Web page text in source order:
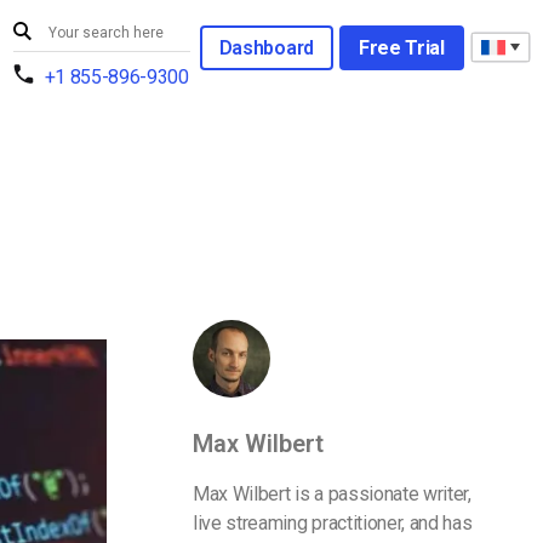
+1 855-896-9300
Dashboard Free Trial
Max Wilbert
Max Wilbert is a passionate writer,
live streaming practitioner, and has